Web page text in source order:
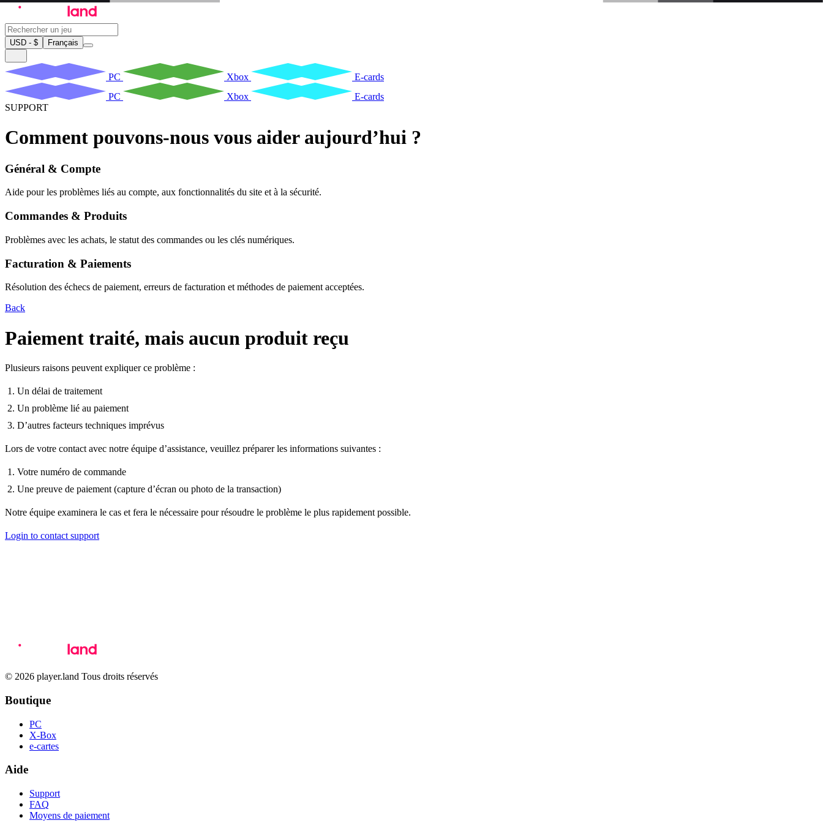
USD - $ Français
PC Xbox
E-cards
PC
Xbox
E-cards
SUPPORT
Comment pouvons-nous vous aider aujourd’hui ?
Général & Compte
Aide pour les problèmes liés au compte, aux fonctionnalités du site et à la sécurité.
Commandes & Produits
Problèmes avec les achats, le statut des commandes ou les clés numériques.
Facturation & Paiements
Résolution des échecs de paiement, erreurs de facturation et méthodes de paiement acceptées.
Back
Paiement traité, mais aucun produit reçu
Plusieurs raisons peuvent expliquer ce problème :
Un délai de traitement
Un problème lié au paiement
D’autres facteurs techniques imprévus
Lors de votre contact avec notre équipe d’assistance, veuillez préparer les informations suivantes :
Votre numéro de commande
Une preuve de paiement (capture d’écran ou photo de la transaction)
Notre équipe examinera le cas et fera le nécessaire pour résoudre le problème le plus rapidement possible.
Login to contact support
© 2026 player.land Tous droits réservés
Boutique
PC
X-Box
e-cartes
Aide
Support
FAQ
Moyens de paiement